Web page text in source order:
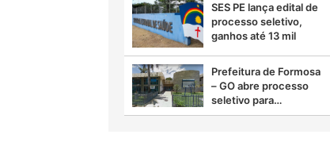
SES PE lança edital de
processo seletivo,
ganhos até 13 mil
Prefeitura de Formosa
– GO abre processo
seletivo para
diferentes áreas